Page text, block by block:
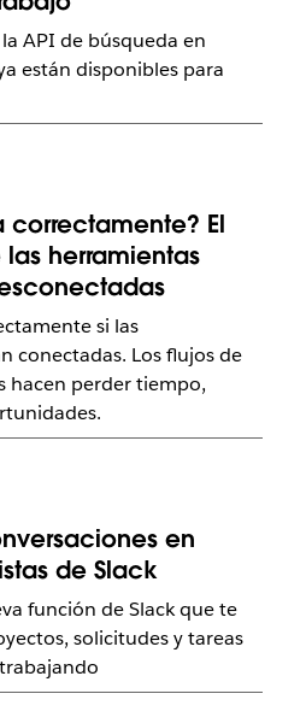
API de búsqueda en
están disponibles para
correctamente? El
herramientas
si las
conectadas. Los flujos de
hacen perder tiempo,
en
de Slack
función de Slack que te
solicitudes y tareas